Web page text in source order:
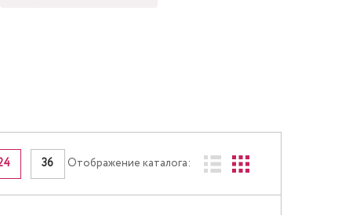
36 Отображение каталога: